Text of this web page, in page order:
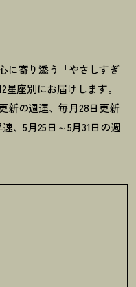
に寄り添う「やさしすぎ
座別にお届けします。
新の週運、毎月28日更新
、5月25日～5月31日の週